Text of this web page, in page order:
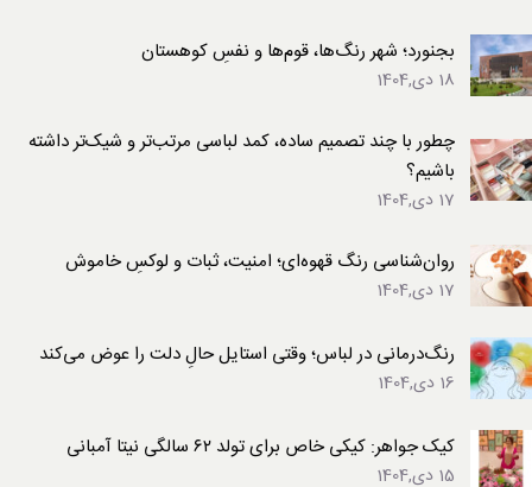
بجنورد؛ شهر رنگ‌ها، قوم‌ها و نفسِ کوهستان
18 دی,1404
چطور با چند تصمیم ساده، کمد لباسی مرتب‌تر و شیک‌تر داشته
باشیم؟
17 دی,1404
روان‌شناسی رنگ قهوه‌ای؛ امنیت، ثبات و لوکسِ خاموش
17 دی,1404
رنگ‌درمانی در لباس؛ وقتی استایل حالِ دلت را عوض می‌کند
16 دی,1404
کیک جواهر: کیکی خاص برای تولد ۶۲ سالگی نیتا آمبانی
15 دی,1404